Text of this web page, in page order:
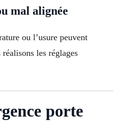
mal alignée
ou l’usure peuvent
les réglages
porte